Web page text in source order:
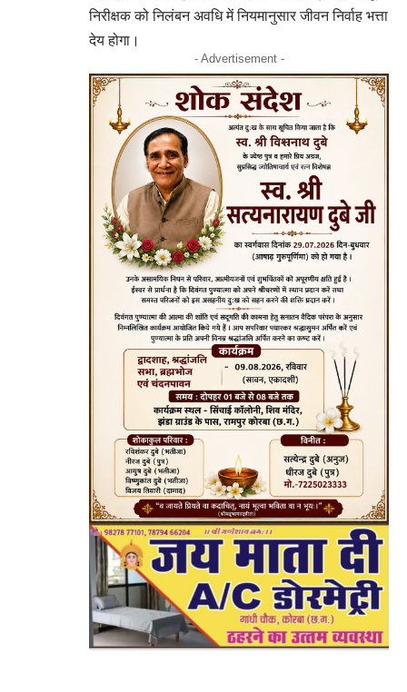
निरीक्षक को निलंबन अवधि में नियमानुसार जीवन निर्वाह भत्ता
देय होगा।
- Advertisement -